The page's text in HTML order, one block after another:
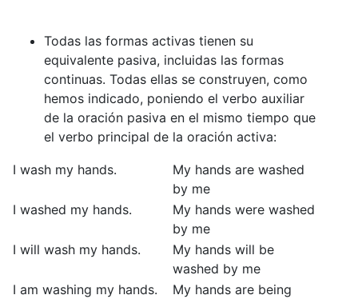
Todas las formas activas tienen su
equivalente pasiva, incluidas las formas
continuas. Todas ellas se construyen, como
hemos indicado, poniendo el verbo auxiliar
de la oración pasiva en el mismo tiempo que
el verbo principal de la oración activa:
I wash my hands.
My hands are washed
by me
I washed my hands.
My hands were washed
by me
I will wash my hands.
My hands will be
washed by me
I am washing my hands.
My hands are being